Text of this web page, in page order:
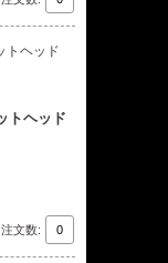
トヘッド
注文数: